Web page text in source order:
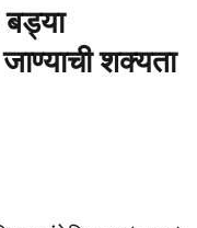
बड्या
शक्यता